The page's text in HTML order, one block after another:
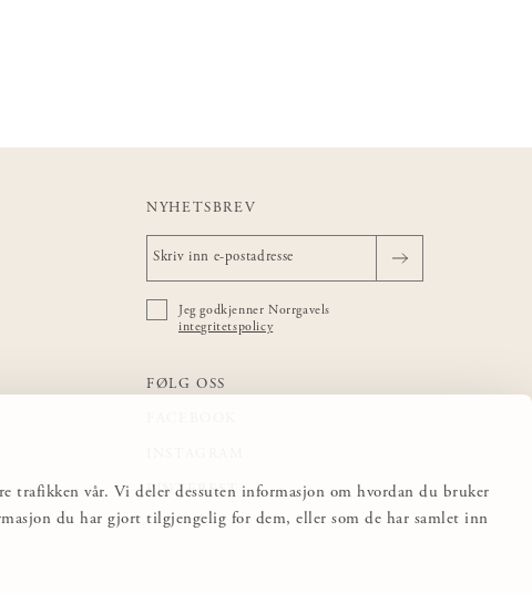
trafikken vår. Vi deler dessuten informasjon om hvordan du bruker
du har gjort tilgjengelig for dem, eller som de har samlet inn
NYHETSBREV
Jeg godkjenner Norrgavels
integritetspolicy
FØLG OSS
PINTEREST